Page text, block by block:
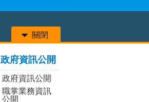
關閉
政府資訊公開
政府資訊公開
職掌業務資訊
公開